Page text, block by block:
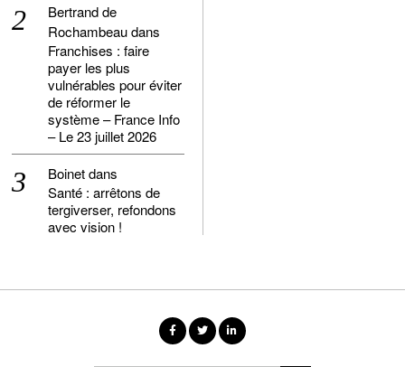
Bertrand de
Rochambeaudans
Franchises : faire
payer les plus
vulnérables pour éviter
de réformer le
système – France Info
– Le 23 juillet 2026
Boinetdans
Santé : arrêtons de
tergiverser, refondons
avec vision !